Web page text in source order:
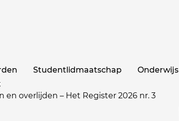
Studentlidmaatschap Onderwijs
en overlijden – Het Register 2026 nr. 3